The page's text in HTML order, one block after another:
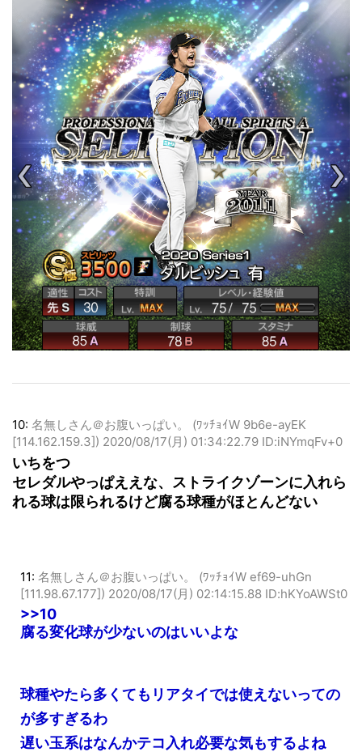
10: 名無しさん＠お腹いっぱい。 (ﾜｯﾁｮｲW 9b6e-ayEK
[114.162.159.3]) 2020/08/17(月) 01:34:22.79 ID:iNYmqFv+0
いちをつ
セレダルやっぱええな、ストライクゾーンに入れら
れる球は限られるけど腐る球種がほとんどない
11: 名無しさん＠お腹いっぱい。 (ﾜｯﾁｮｲW ef69-uhGn
[111.98.67.177]) 2020/08/17(月) 02:14:15.88 ID:hKYoAWSt0
>>10
腐る変化球が少ないのはいいよな
球種やたら多くてもリアタイでは使えないっての
が多すぎるわ
遅い玉系はなんかテコ入れ必要な気もするよね